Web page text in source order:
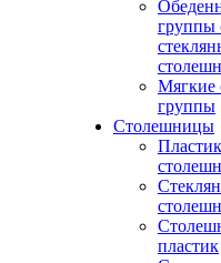
группы
Мягкие
группы
Столешницы
пластик